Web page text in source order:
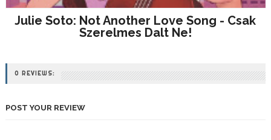
Julie Soto: Not Another Love Song - Csak
Szerelmes Dalt Ne!
0 REVIEWS:
POST YOUR REVIEW